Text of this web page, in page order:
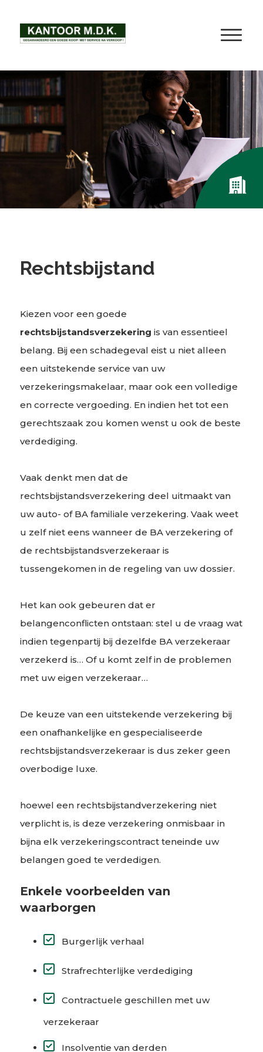
Rechtsbijstand
Kiezen voor een goede
rechtsbijstandsverzekering is van essentieel
belang. Bij een schadegeval eist u niet alleen
een uitstekende service van uw
verzekeringsmakelaar, maar ook een volledige
en correcte vergoeding. En indien het tot een
gerechtszaak zou komen wenst u ook de beste
verdediging.
Vaak denkt men dat de
rechtsbijstandsverzekering deel uitmaakt van
uw auto- of BA familiale verzekering. Vaak weet
u zelf niet eens wanneer de BA verzekering of
de rechtsbijstandsverzekeraar is
tussengekomen in de regeling van uw dossier.
Het kan ook gebeuren dat er
belangenconflicten ontstaan: stel u de vraag wat
indien tegenpartij bij dezelfde BA verzekeraar
verzekerd is… Of u komt zelf in de problemen
met uw eigen verzekeraar…
De keuze van een uitstekende verzekering bij
een onafhankelijke en gespecialiseerde
rechtsbijstandsverzekeraar is dus zeker geen
overbodige luxe.
hoewel een rechtsbijstandverzekering niet
verplicht is, is deze verzekering onmisbaar in
bijna elk verzekeringscontract teneinde uw
belangen goed te verdedigen.
Enkele voorbeelden van
waarborgen
Burgerlijk verhaal
Strafrechterlijke verdediging
Contractuele geschillen met uw
verzekeraar
Insolventie van derden